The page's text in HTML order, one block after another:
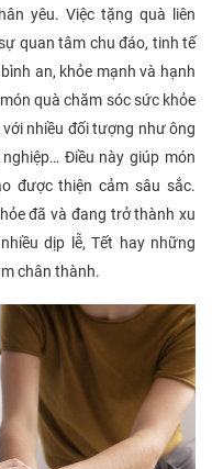
yêu. Việc tặng quà liên
quan tâm chu đáo, tinh tế
an, khỏe mạnh và hạnh
quà chăm sóc sức khỏe
nhiều đối tượng như ông
Điều này giúp món
được thiện cảm sâu sắc.
đã và đang trở thành xu
dịp lễ, Tết hay những
chân thành.